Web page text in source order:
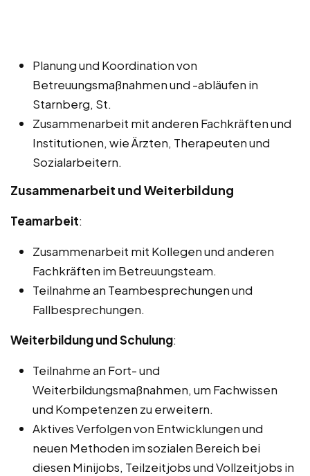
Planung und Koordination von
Betreuungsmaßnahmen und -abläufen in
Starnberg, St.
Zusammenarbeit mit anderen Fachkräften und
Institutionen, wie Ärzten, Therapeuten und
Sozialarbeitern.
Zusammenarbeit und Weiterbildung
Teamarbeit:
Zusammenarbeit mit Kollegen und anderen
Fachkräften im Betreuungsteam.
Teilnahme an Teambesprechungen und
Fallbesprechungen.
Weiterbildung und Schulung:
Teilnahme an Fort- und
Weiterbildungsmaßnahmen, um Fachwissen
und Kompetenzen zu erweitern.
Aktives Verfolgen von Entwicklungen und
neuen Methoden im sozialen Bereich bei
diesen Minijobs, Teilzeitjobs und Vollzeitjobs in